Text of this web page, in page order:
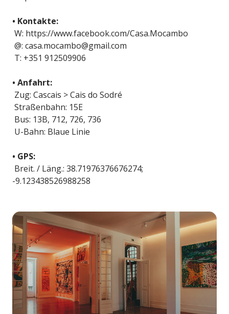
• Kontakte:
W: https://www.facebook.com/Casa.Mocambo
@: casa.mocambo@gmail.com
T: +351 912509906
• Anfahrt:
Zug: Cascais > Cais do Sodré
Straßenbahn: 15E
Bus: 13B, 712, 726, 736
U-Bahn: Blaue Linie
• GPS:
Breit. / Läng.: 38.71976376676274;
-9.123438526988258